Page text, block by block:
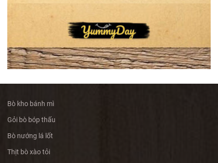
Bò kho bánh mì
Gỏi bò bóp thấu
Bò nướng lá lốt
Thịt bò xào tỏi